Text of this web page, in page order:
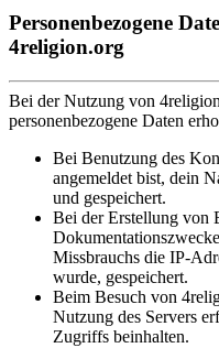
Personenbezogene
4religion.org
Bei der Nutzung von
personenbezogene Daten
Bei Benutzung des
angemeldet bist, dein
und gespeichert.
Bei der Erstellung von
Missbrauchs die IP-
wurde, gespeichert.
Beim Besuch von
Nutzung des Servers
Zugriffs beinhalten.